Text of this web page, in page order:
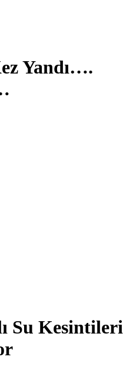
Yandı….
Su Kesintileri